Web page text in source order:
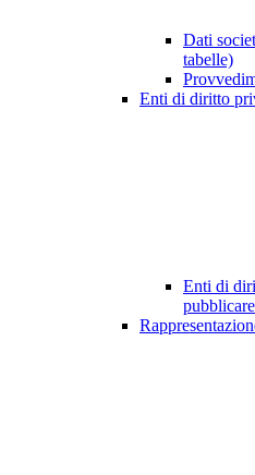
Dati
tabelle)
Enti di diritto
Enti di